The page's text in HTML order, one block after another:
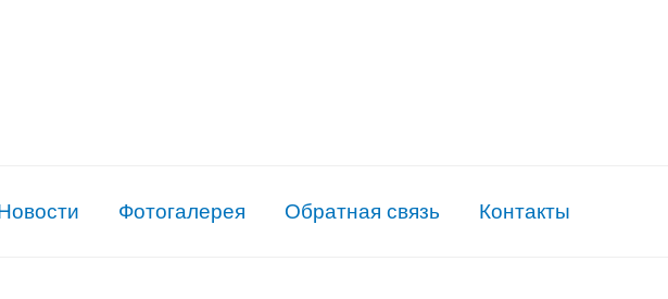
Фотогалерея Обратная связь Контакты